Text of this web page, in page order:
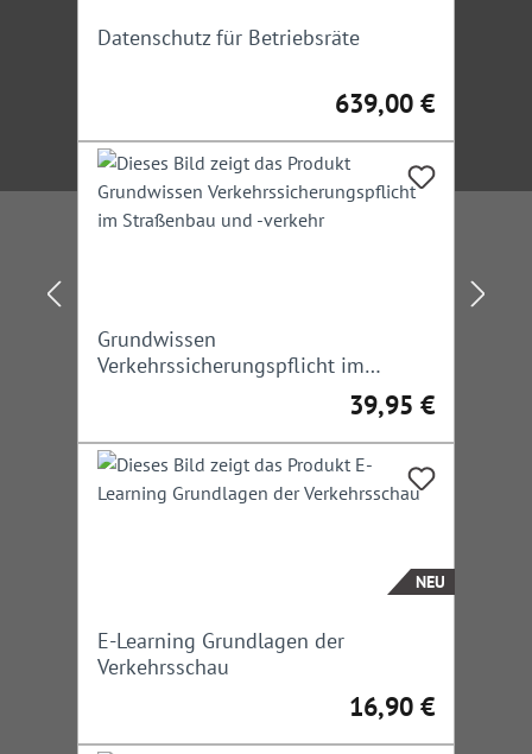
Datenschutz für Betriebsräte
Regulärer Preis:
639,00 €
Grundwissen
Verkehrssicherungspflicht im
Regulärer Preis:
39,95 €
NEU
E-Learning Grundlagen der
Verkehrsschau
Regulärer Preis:
16,90 €